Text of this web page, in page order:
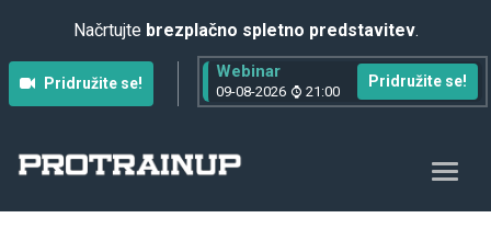
Načrtujte brezplačno spletno predstavitev.
Pridružite se!
Webinar
09-08-2026 21:00
Pridružite se!